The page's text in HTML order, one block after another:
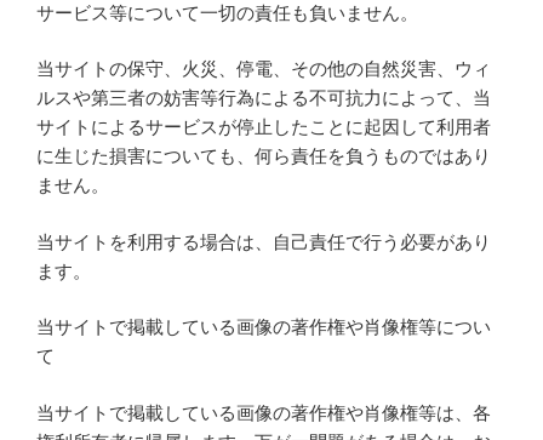
サービス等について一切の責任も負いません。
当サイトの保守、火災、停電、その他の自然災害、ウィ
ルスや第三者の妨害等行為による不可抗力によって、当
サイトによるサービスが停止したことに起因して利用者
に生じた損害についても、何ら責任を負うものではあり
ません。
当サイトを利用する場合は、自己責任で行う必要があり
ます。
当サイトで掲載している画像の著作権や肖像権等につい
て
当サイトで掲載している画像の著作権や肖像権等は、各